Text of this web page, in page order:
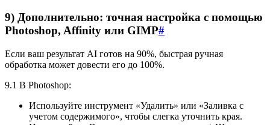
9) Дополнительно: точная настройка с помощью
Photoshop, Affinity или GIMP#
Если ваш результат AI готов на 90%, быстрая ручная
обработка может довести его до 100%.
9.1 В Photoshop:
Используйте инструмент «Удалить» или «Заливка с
учетом содержимого», чтобы слегка уточнить края.